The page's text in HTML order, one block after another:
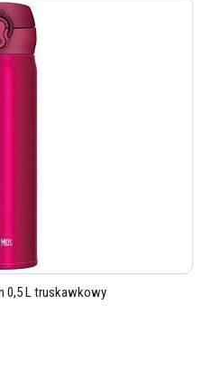
0,5 L truskawkowy